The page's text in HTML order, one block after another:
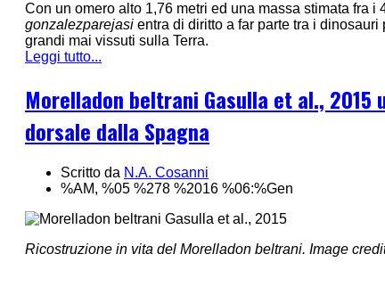
Con un omero alto 1,76 metri ed una massa stimata fra i
gonzalezparejasi entra di diritto a far parte tra i
grandi mai vissuti sulla Terra.
Leggi tutto...
Morelladon beltrani Gasulla et al., 2015
dorsale dalla Spagna
Scritto da N.A. Cosanni
%AM, %05 %278 %2016 %06:%Gen
Ricostruzione in vita del Morelladon beltrani. Image